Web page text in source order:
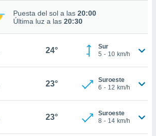
Puesta del sol a las 20:00
Última luz a las 20:30
24°
Sur
5 - 10 km/h
23°
Suroeste
6 - 12 km/h
23°
Suroeste
8 - 14 km/h